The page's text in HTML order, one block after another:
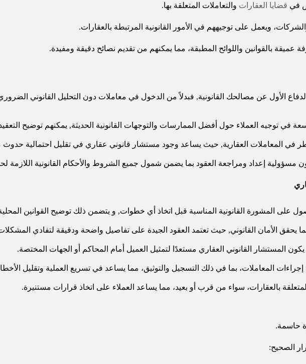
في قضايا العقارات والتعاملات المتعلقة بها.
ويعمل على توجيههم في الأمور القانونية المرتبطة بالعقارات.
عميقة بالقوانين واللوائح المطبقة، مما يمكنهم من تقديم نصائح دقيقة ومفيدة.
الأول عن مصالحك القانونية, فبدلاً من الدخول في معاملات دون التحليل القانوني
في توجيه العملاء حول أفضل الممارسات والتوجهات القانونية الحديثة, يمكنهم توضيح
في المعاملات العقارية, حيث يساعد وجود مستشار قانوني عقاري في تقليل احتمالية
مسؤولية إعداد ومراجعة العقود بما يضمن شمول جميع الشروط والأحكام القانونية اللازمة
على المشورة القانونية المناسبة قبل اتخاذ أي خطوات, و يتضمن ذلك توضيح القوانين
يحقق الأمان القانوني, حيث تعتمد العقود الجيدة على تفاصيل واضحة ودقيقة لتفادي
المستشار القانوني العقاري مستعدًا لتمثيل العميل أمام المحاكم أو الجهات المختصة.
المعاملات، بما في ذلك التسجيل والتوثيق، مما يساعد في تسريع العملية وتقليل
بالعقارات، سواء من قرب أو بعيد، مما يساعد العملاء على اتخاذ قرارات مستنيرة.
حاسمة.
الصحيح: